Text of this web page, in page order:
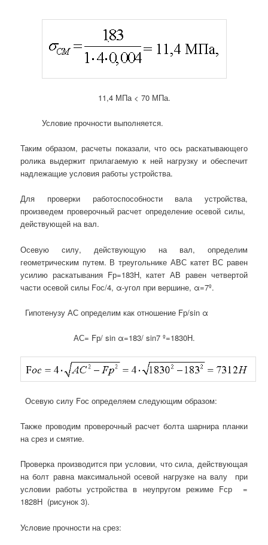
11,4 МПа < 70 МПа.
Условие прочности выполняется.
Таким образом, расчеты показали, что ось раскатывающего
ролика выдержит прилагаемую к ней нагрузку и обеспечит
надлежащие условия работы устройства.
Для проверки работоспособности вала устройства,
произведем проверочный расчет определение осевой силы,
действующей на вал.
Осевую силу, действующую на вал, определим
геометрическим путем. В треугольнике АВС катет ВС равен
усилию раскатывания Fр=183Н, катет АВ равен четвертой
части осевой силы Fос/4, α-угол при вершине, α=7º.
Гипотенузу АС определим как отношение Fр/sin α
АС= Fр/ sin α=183/ sin7 º=1830Н.
Осевую силу Fос определяем следующим образом:
Также проводим проверочный расчет болта шарнира планки
на срез и смятие.
Проверка производится при условии, что сила, действующая
на болт равна максимальной осевой нагрузке на валу при
условии работы устройства в неупругом режиме Fср =
1828Н (рисунок 3).
Условие прочности на срез: